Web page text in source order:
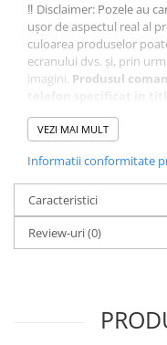
‼️ Disclaimer: Pozele au
ușor de aspectul real al
culoarea produselor
ecranului dvs. și, prin
imagini. Produsul
Vă mulțumim pentru
VEZI MAI MULT
Informatii conformitate
Caracteristici
Review-uri(0)